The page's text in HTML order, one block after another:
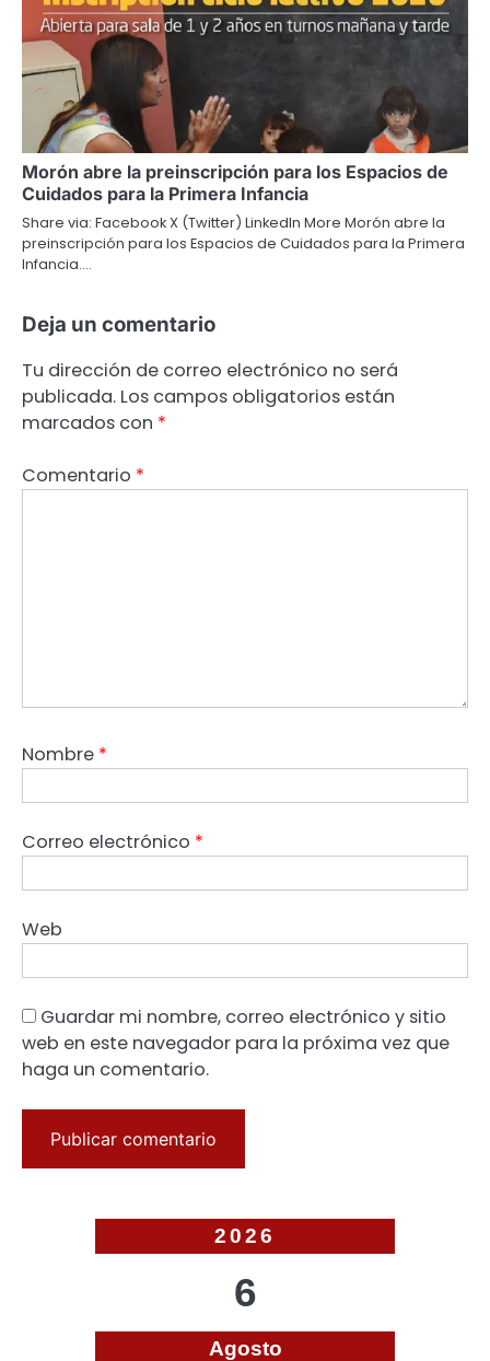
Morón abre la preinscripción para los Espacios de
Cuidados para la Primera Infancia
Share via: Facebook X (Twitter) LinkedIn More Morón abre la
preinscripción para los Espacios de Cuidados para la Primera
Infancia.…
Deja un comentario
Tu dirección de correo electrónico no será
publicada. Los campos obligatorios están
marcados con *
Comentario *
Nombre *
Correo electrónico *
Web
Guardar mi nombre, correo electrónico y sitio
web en este navegador para la próxima vez que
haga un comentario.
2026
6
Agosto